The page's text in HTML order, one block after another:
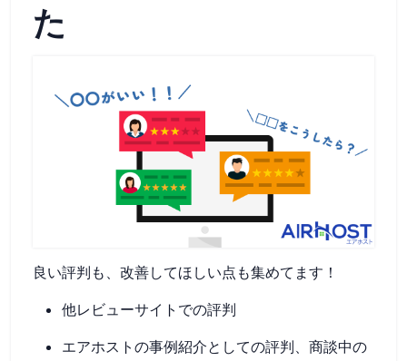
た
良い評判も、改善してほしい点も集めてます！
他レビューサイトでの評判
エアホストの事例紹介としての評判、商談中の